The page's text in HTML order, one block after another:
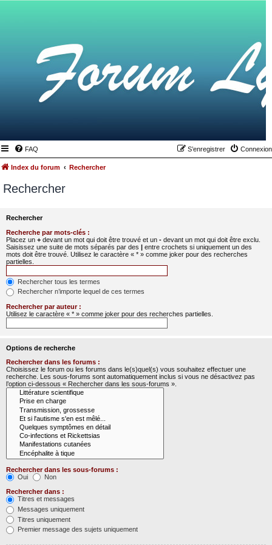
FAQ Connexion
S’enregistrer
Index du forum Rechercher
Rechercher
Rechercher
Recherche par mots-clés :
Placez un + devant un mot qui doit être trouvé et un - devant un mot qui doit être exclu.
Saisissez une suite de mots séparés par des | entre crochets si uniquement un des
mots doit être trouvé. Utilisez le caractère « * » comme joker pour des recherches
partielles.
Rechercher tous les termes
Rechercher n’importe lequel de ces termes
Rechercher par auteur :
Utilisez le caractère « * » comme joker pour des recherches partielles.
Options de recherche
Rechercher dans les forums :
Choisissez le forum ou les forums dans le(s)quel(s) vous souhaitez effectuer une
recherche. Les sous-forums sont automatiquement inclus si vous ne désactivez pas
l’option ci-dessous « Rechercher dans les sous-forums ».
Rechercher dans les sous-forums :
Oui
Non
Rechercher dans :
Titres et messages
Messages uniquement
Titres uniquement
Premier message des sujets uniquement